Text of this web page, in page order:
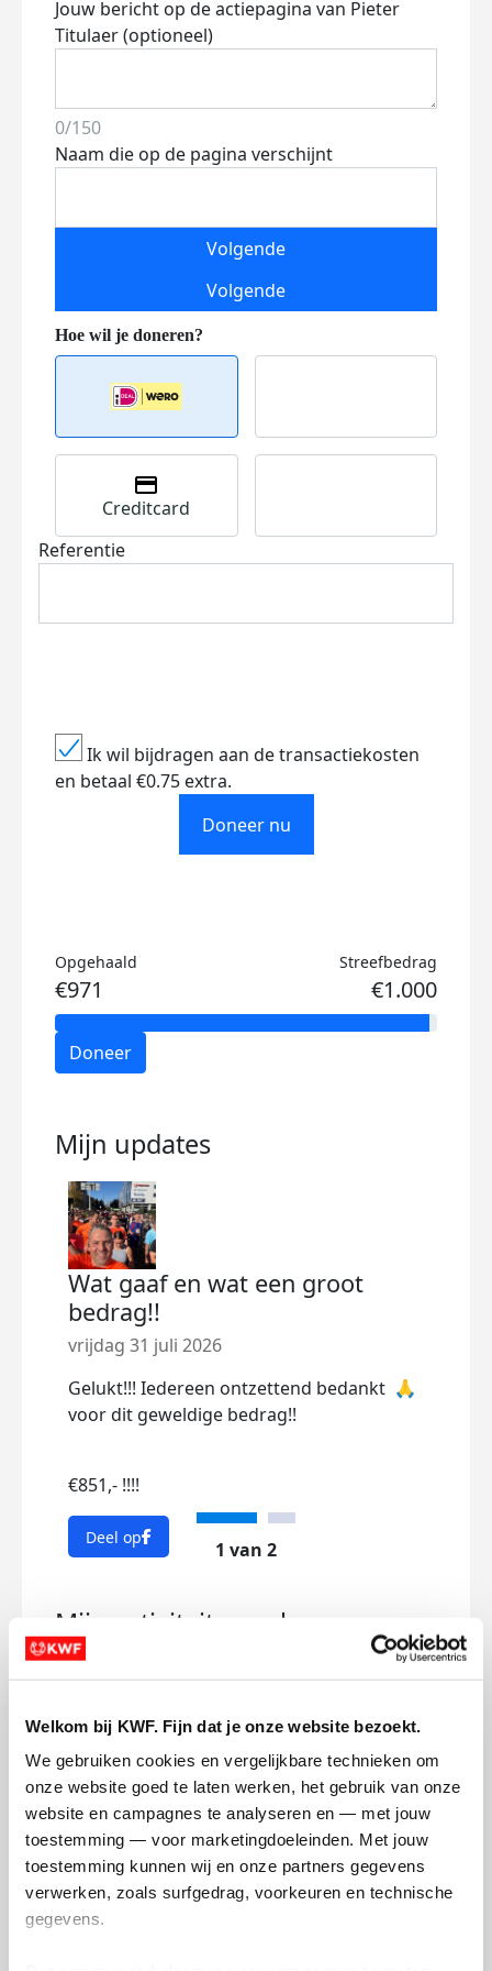
Welkom bij KWF. Fijn dat je onze website bezoekt.
We gebruiken cookies en vergelijkbare technieken om
onze website goed te laten werken, het gebruik van onze
website en campagnes te analyseren en — met jouw
toestemming — voor marketingdoeleinden. Met jouw
toestemming kunnen wij en onze partners gegevens
verwerken, zoals surfgedrag, voorkeuren en technische
gegevens.
Jouw bericht op de actiepagina van Pieter
Titulaer (optioneel)
0/150
Naam die op de pagina verschijnt
Volgende
Volgende
Creditcard
Referentie
Ik wil bijdragen aan de transactiekosten
en betaal €0.75 extra.
Doneer nu
Opgehaald
€971
Streefbedrag
€1.000
Doneer
Mijn updates
Wat gaaf en wat een groot
bedrag!!
vrijdag 31 juli 2026
Gelukt!!! Iedereen ontzettend bedankt 🙏
voor dit geweldige bedrag!!
€851,- !!!!
Deel op
1 van 2
Mijn activiteiten volgen
54
kms
Pieter's badges